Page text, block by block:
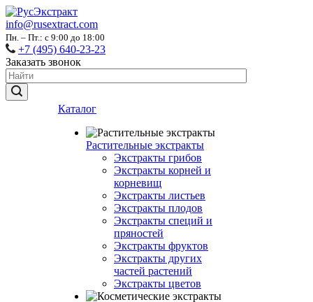
info@rusextract.com
Пн. – Пт.: с 9:00 до 18:00
+7 (495) 640-23-23
Заказать звонок
Каталог
Растительные экстракты
Экстракты грибов
Экстракты корней и
корневищ
Экстракты листьев
Экстракты плодов
Экстракты специй и
пряностей
Экстракты фруктов
Экстракты других
частей растений
Экстракты цветов